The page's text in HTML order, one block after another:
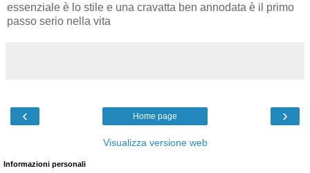
essenziale è lo stile e una cravatta ben annodata è il primo
passo serio nella vita
‹ ›
Home page
Visualizza versione web
Informazioni personali